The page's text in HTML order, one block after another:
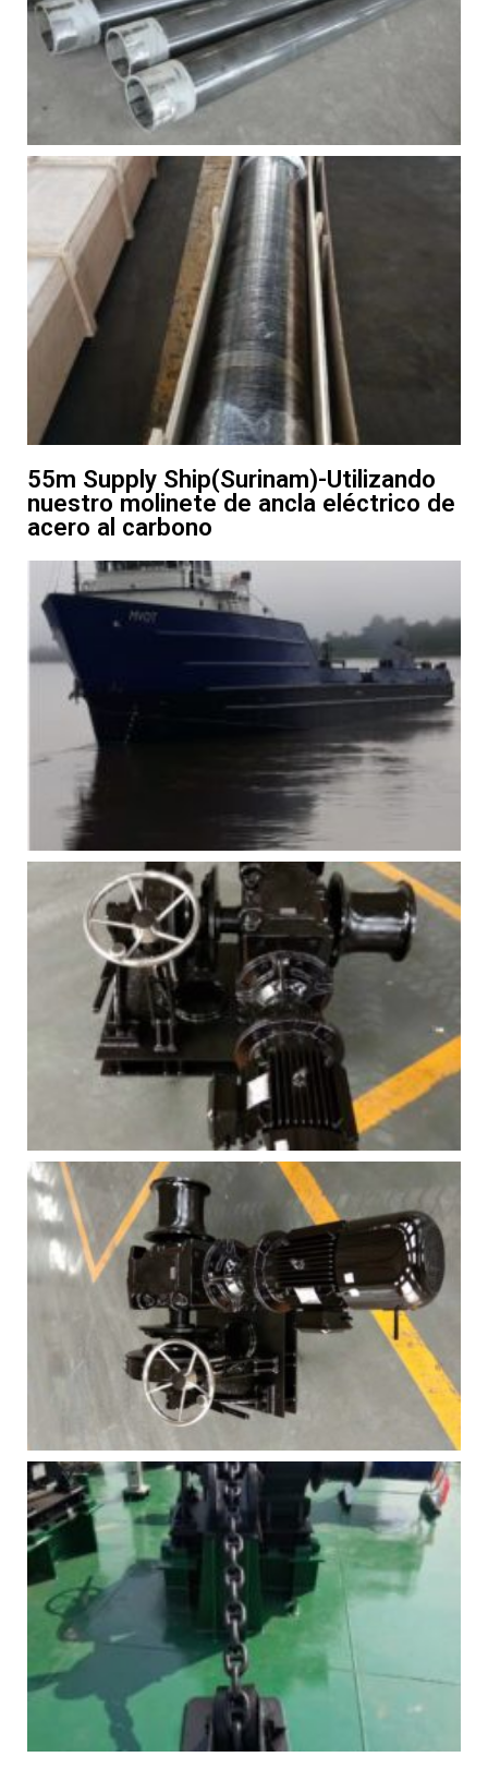
55m Supply Ship(Surinam)-Utilizando
nuestro molinete de ancla eléctrico de
acero al carbono